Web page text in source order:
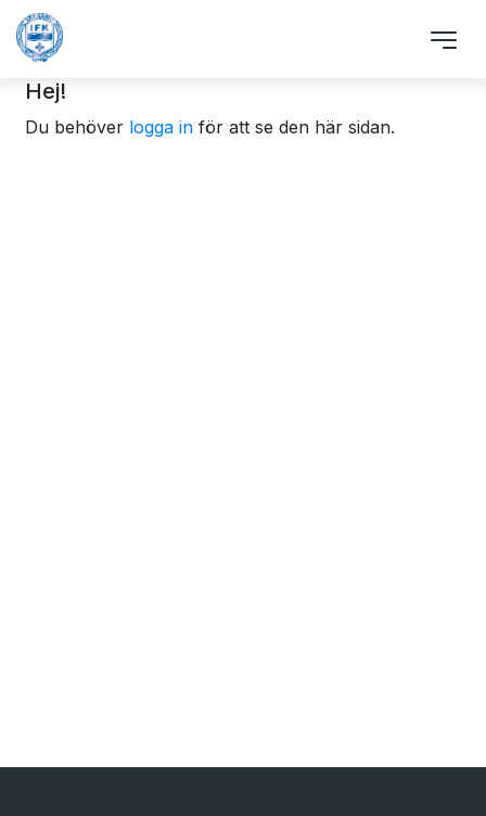
Hej!
Du behöver logga in för att se den här sidan.